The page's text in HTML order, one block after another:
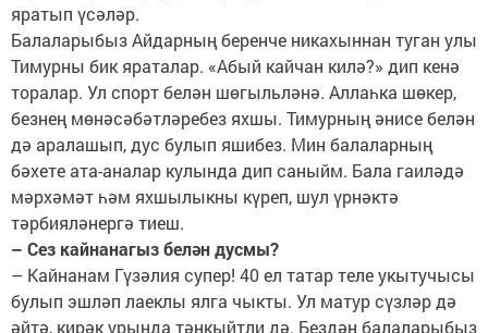
яратып үсәләр.
Балаларыбыз Айдарның беренче никахыннан туган улы
Тимурны бик яраталар. «Абый кайчан килә?» дип кенә
торалар. Ул спорт белән шөгыльләнә. Аллаһка шөкер,
безнең мөнәсәбәтләребез яхшы. Тимурның әнисе белән
дә аралашып, дус булып яшибез. Мин балаларның
бәхете ата-аналар кулында дип саныйм. Бала гаиләдә
мәрхәмәт һәм яхшылыкны күреп, шул үрнәктә
тәрбияләнергә тиеш.
– Сез кайнанагыз белән дусмы?
– Кайнанам Гүзәлия супер! 40 ел татар теле укытучысы
булып эшләп лаеклы ялга чыкты. Ул матур сүзләр дә
әйтә, кирәк урында тәнкыйтли дә. Бездән балаларыбыз